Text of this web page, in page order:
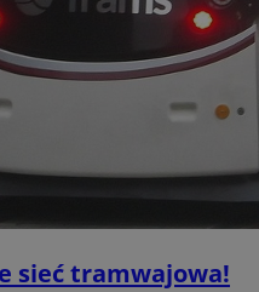
sieć tramwajowa!